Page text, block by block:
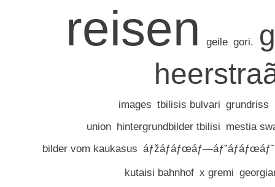
reisen
geile gori.
images tbilisis bulvari grundriss
union hintergrundbilder tbilisi mestia
bilder vom kaukasus áƒžáƒáƒœáƒ—áƒ”áƒáƒœáƒ˜
kutaisi bahnhof x gremi